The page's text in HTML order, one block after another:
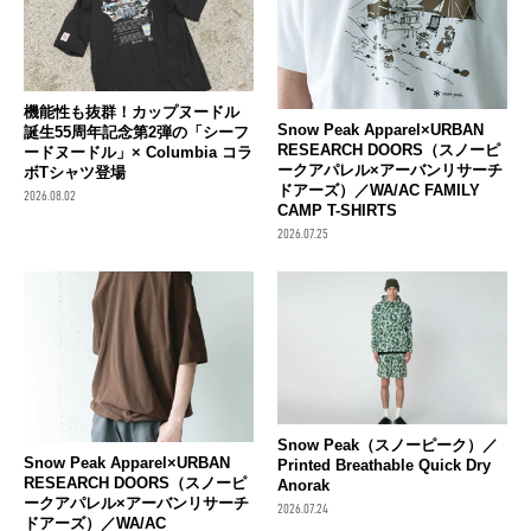
機能性も抜群！カップヌードル
誕生55周年記念第2弾の「シーフ
ードヌードル」× Columbia コラ
ボTシャツ登場
2026.08.02
Snow Peak Apparel×URBAN
RESEARCH DOORS（スノーピ
ークアパレル×アーバンリサーチ
ドアーズ）／WA/AC FAMILY
CAMP T-SHIRTS
2026.07.25
Snow Peak Apparel×URBAN
RESEARCH DOORS（スノーピ
ークアパレル×アーバンリサーチ
ドアーズ）／WA/AC
Snow Peak（スノーピーク）／
Printed Breathable Quick Dry
Anorak
2026.07.24